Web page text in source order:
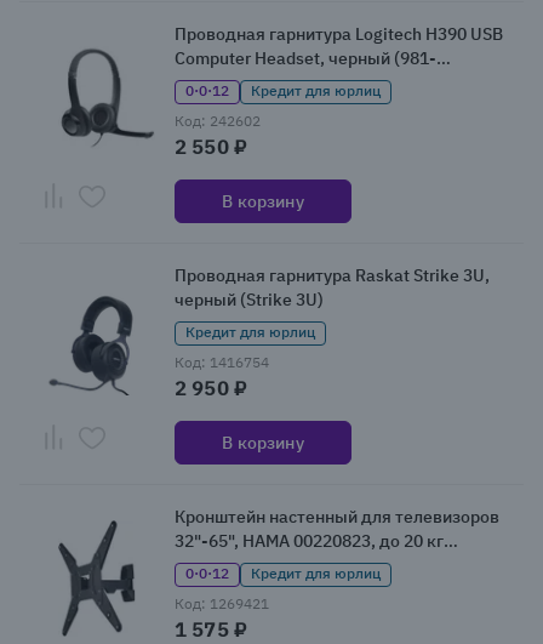
Проводная гарнитура Logitech H390 USB
Computer Headset, черный (981-
000406/981-000803/981-000014)
0·0·12
Кредит для юрлиц
Код: 242602
2 550 ₽
В корзину
Проводная гарнитура Raskat Strike 3U,
черный (Strike 3U)
Кредит для юрлиц
Код: 1416754
2 950 ₽
В корзину
Кронштейн настенный для телевизоров
32"-65", HAMA 00220823, до 20 кг
(00220823)
0·0·12
Кредит для юрлиц
Код: 1269421
1 575 ₽